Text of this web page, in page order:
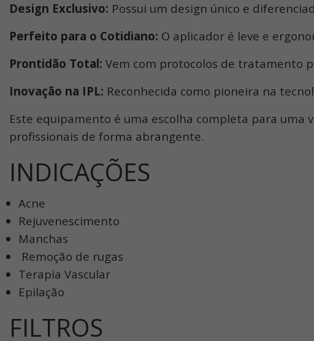
Design Exclusivo: Possui um design único e
Perfeito para o Cotidiano: O aplicador é leve e
Prontidão Total: Vem com protocolos de tratamento
Inovação na IPL: Reconhecida como pioneira na
Este equipamento é uma escolha completa para
profissionais de forma abrangente.
INDICAÇÕES
Acne
Rejuvenescimento
Manchas
Remoção de rugas
Terapia Vascular
Epilação
FILTROS